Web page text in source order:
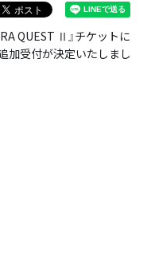
QUEST Ⅱ』チケットに
加受付が決定いたしまし